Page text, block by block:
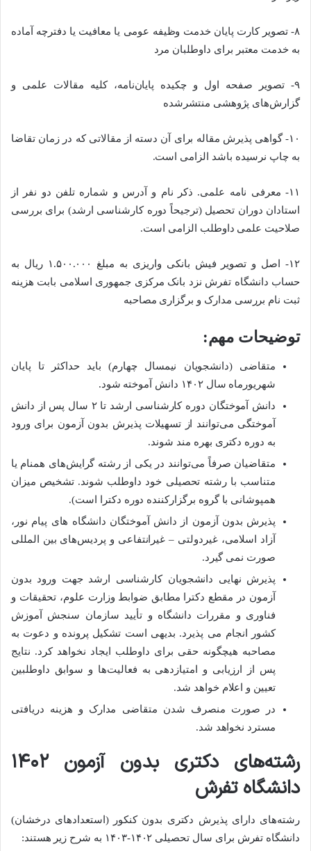
۸- تصویر کارت پایان خدمت وظیفه عومی یا معافیت یا دفترچه آماده
به خدمت معتبر برای داوطلبان مرد
۹- تصویر صفحه اول و چکیده پایان‌نامه، کلیه مقالات علمی و
گزارش‌های پژوهشی منتشرشده
۱۰- گواهی پذیرش مقاله برای آن دسته از مقالاتی که در زمان تقاضا
به چاپ نرسیده باشد الزامی است.
۱۱- معرفی نامه علمی. ذکر نام و آدرس و شماره تلفن دو نفر از
استادان دوران تحصیل (ترجیحاً دوره کارشناسی ارشد) برای بررسی
صلاحیت علمی داوطلب الزامی است.
۱۲- اصل و تصویر فیش بانکی واریزی به مبلغ ۱.۵۰۰.۰۰۰ ریال به
حساب دانشگاه تفرش نزد بانک مرکزی جمهوری اسلامی بابت هزینه
ثبت نام بررسی مدارک و برگزاری مصاحبه
توضیحات مهم:
متقاضی (دانشجویان نیمسال چهارم) باید حداکثر تا پایان
شهریورماه سال ۱۴۰۲ دانش آموخته شود.
دانش آموختگان دوره کارشناسی ارشد تا ۲ سال پس از دانش
آموختگی می‌توانند از تسهیلات پذیرش بدون آزمون برای ورود
به دوره دکتری بهره مند شوند.
متقاضیان صرفاً می‌توانند در یکی از رشته گرایش‌های همنام یا
متناسب با رشته تحصیلی خود داوطلب شوند. تشخیص میزان
همپوشانی با گروه برگزارکننده دوره دکترا است).
پذیرش بدون آزمون از دانش آموختگان دانشگاه های پیام نور،
آزاد اسلامی، غیردولتی – غیرانتفاعی و پردیس‌های بین المللی
صورت نمی گیرد.
پذیرش نهایی دانشجویان کارشناسی ارشد جهت ورود بدون
آزمون در مقطع دکترا مطابق ضوابط وزارت علوم، تحقیقات و
فناوری و مقررات دانشگاه و تأیید سازمان سنجش آموزش
کشور انجام می پذیرد. بدیهی است تشکیل پرونده و دعوت به
مصاحبه هیچگونه حقی برای داوطلب ایجاد نخواهد کرد. نتایج
پس از ارزیابی و امتیازدهی به فعالیت‌ها و سوابق داوطلبین
تعیین و اعلام خواهد شد.
در صورت منصرف شدن متقاضی مدارک و هزینه دریافتی
مسترد نخواهد شد.
رشته‌های دکتری بدون آزمون ۱۴۰۲
دانشگاه تفرش
رشته‌های دارای پذیرش دکتری بدون کنکور (استعدادهای درخشان)
دانشگاه تفرش برای سال تحصیلی ۱۴۰۲-۱۴۰۳ به شرح زیر هستند: